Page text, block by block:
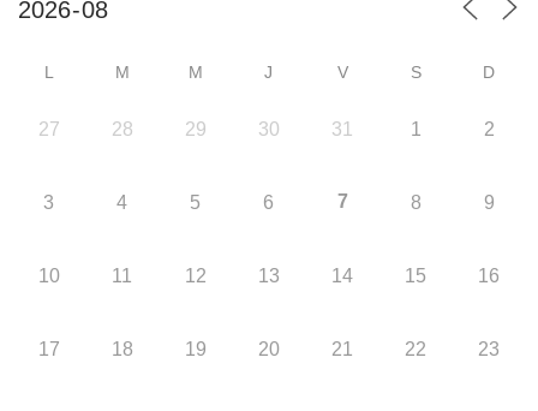
L M M J V S D
27 28 29 30 31 1 2
3 4 5 6 7 8 9
10 11 12 13 14 15 16
17 18 19 20 21 22 23